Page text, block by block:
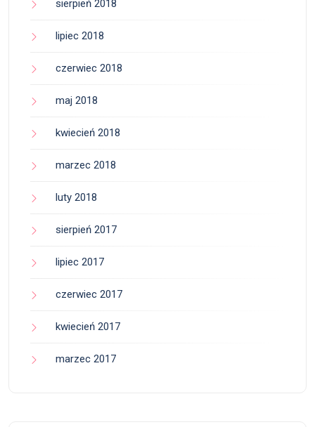
sierpień 2018
lipiec 2018
czerwiec 2018
maj 2018
kwiecień 2018
marzec 2018
luty 2018
sierpień 2017
lipiec 2017
czerwiec 2017
kwiecień 2017
marzec 2017